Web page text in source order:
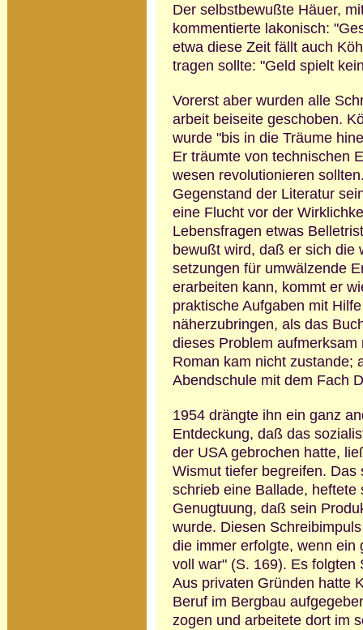
Der selbstbewußte Häuer,
kommentierte lakonisch:
etwa diese Zeit fällt auch
tragen sollte: "Geld spielt
Vorerst aber wurden alle
arbeit beiseite geschoben.
wurde "bis in die Träume
Er träumte von techni­schen
wesen revolutionieren
Gegen­stand der Literatur
eine Flucht vor der
Lebens­fragen etwas
bewußt wird, daß er sich
setzungen für umwälzende
erarbeiten kann, kommt er
praktische Auf­gaben mit
näherzubringen, als das
dieses Problem
Roman kam nicht zustande;
Abend­schule mit dem Fach
1954 drängte ihn ein ganz
Ent­deckung, daß das
der USA gebro­chen hatte,
Wismut tiefer begreifen.
schrieb eine Ballade,
Genugtuung, daß sein
wurde. Diesen
die immer erfolgte, wenn
voll war" (S. 169). Es folgten
Aus privaten Gründen hatte
Beruf im Bergbau
zogen und arbeitete dort im